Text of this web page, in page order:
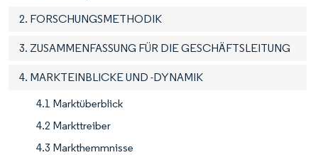
2. FORSCHUNGSMETHODIK
3. ZUSAMMENFASSUNG FÜR DIE GESCHÄFTSLEITUNG
4. MARKTEINBLICKE UND -DYNAMIK
4.1 Marktüberblick
4.2 Markttreiber
4.3 Markthemmnisse